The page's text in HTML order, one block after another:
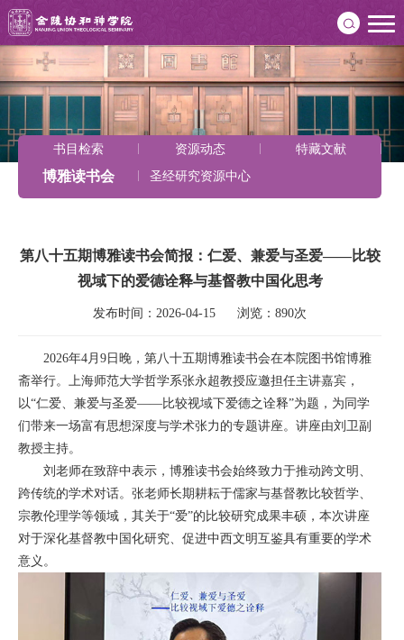
书目检索 资源动态 特藏文献
博雅读书会 圣经研究资源中心
第八十五期博雅读书会简报：仁爱、兼爱与圣爱——比较
视域下的爱德诠释与基督教中国化思考
发布时间：2026-04-15      浏览：890次
2026年4月9日晚，第八十五期博雅读书会在本院图书馆博雅
斋举行。上海师范大学哲学系张永超教授应邀担任主讲嘉宾，
以“仁爱、兼爱与圣爱——比较视域下爱德之诠释”为题，为同学
们带来一场富有思想深度与学术张力的专题讲座。讲座由刘卫副
教授主持。
刘老师在致辞中表示，博雅读书会始终致力于推动跨文明、
跨传统的学术对话。张老师长期耕耘于儒家与基督教比较哲学、
宗教伦理学等领域，其关于“爱”的比较研究成果丰硕，本次讲座
对于深化基督教中国化研究、促进中西文明互鉴具有重要的学术
意义。